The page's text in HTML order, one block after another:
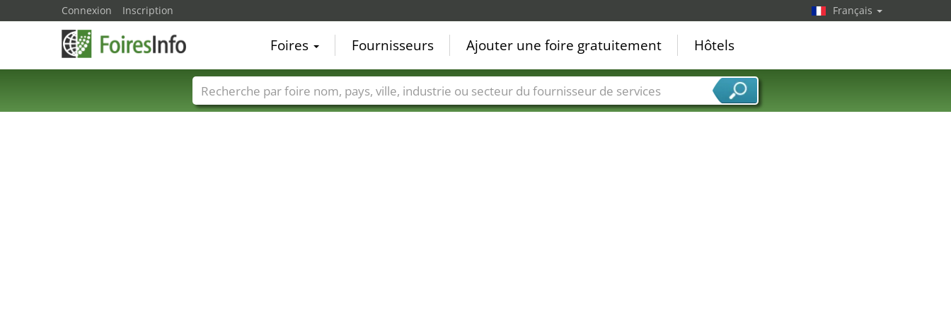
Connexion Inscription Français
Foires Fournisseurs Ajouter une foire gratuitement Hôtels
Foire noms Pays Villes Secteurs de foire Secteurs du fournisseur de services